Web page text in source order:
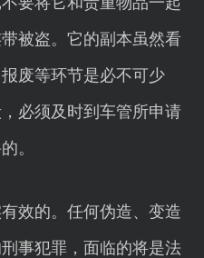
被盗。它的副本虽然看
废等环节是必不可少
必须及时到车管所申请
。
效的。任何伪造、变造
事犯罪，面临的将是法